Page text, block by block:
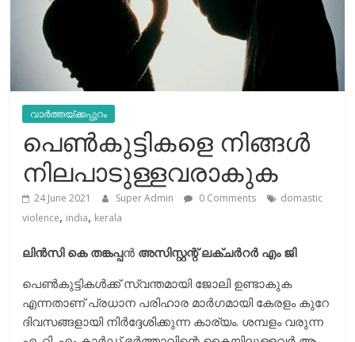
വാർത്തയ്ക്കപ്പുറം
പെൺകുട്ടികളെ നിങ്ങൾ
നിലപാടുള്ളവരാകുക
24 June 2021 Super Admin 0 Comments
domastic
violence, india, kerala
ലിൻസി കെ തങ്കപ്പൻ അസിസ്റ്റന്റ് ലക്ചർറർ എം ജി
പെൺകുട്ടികൾക്ക് സ്വന്തമായി ജോലി ഉണ്ടാകുക
എന്നതാണ് പ്രധാന പരിഹാര മാർഗമായി കേരളം കുറേ
ദിവസങ്ങളായി നിർദ്ദേശിക്കുന്ന കാര്യം. ശമ്പളം വരുന്ന